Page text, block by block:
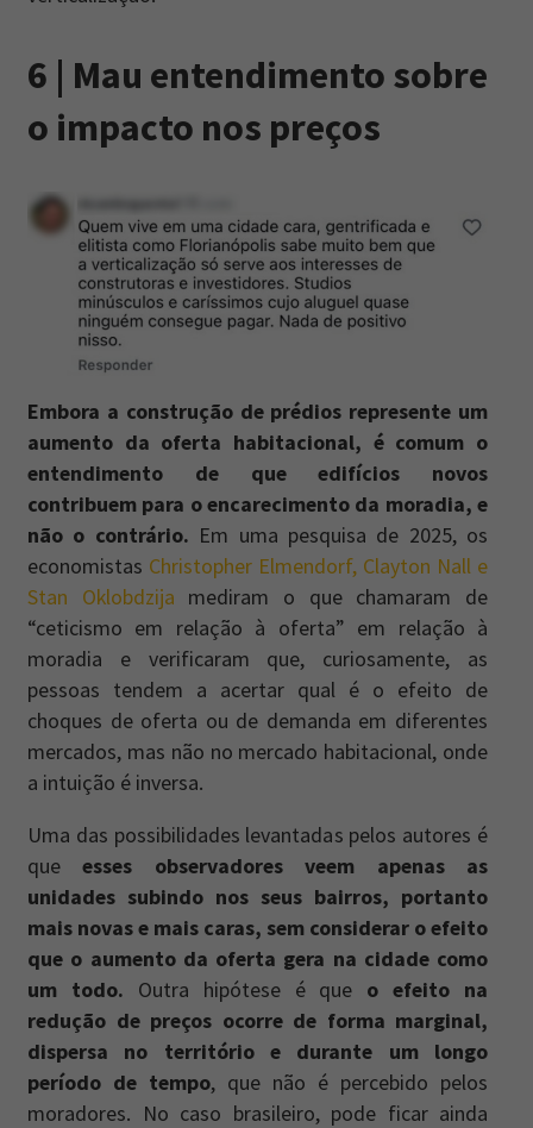
6 | Mau entendimento sobre
o impacto nos preços
Embora a construção de prédios represente um
aumento da oferta habitacional, é comum o
entendimento de que edifícios novos
contribuem para o encarecimento da moradia, e
não o contrário. Em uma pesquisa de 2025, os
economistas Christopher Elmendorf, Clayton Nall e
Stan Oklobdzija mediram o que chamaram de
“ceticismo em relação à oferta” em relação à
moradia e verificaram que, curiosamente, as
pessoas tendem a acertar qual é o efeito de
choques de oferta ou de demanda em diferentes
mercados, mas não no mercado habitacional, onde
a intuição é inversa.
Uma das possibilidades levantadas pelos autores é
queesses observadores veem apenas as
unidades subindo nos seus bairros, portanto
mais novas e mais caras, sem considerar o efeito
que o aumento da oferta gera na cidade como
um todo. Outra hipótese é que o efeito na
redução de preços ocorre de forma marginal,
dispersa no território e durante um longo
período de tempo, que não é percebido pelos
moradores. No caso brasileiro, pode ficar ainda